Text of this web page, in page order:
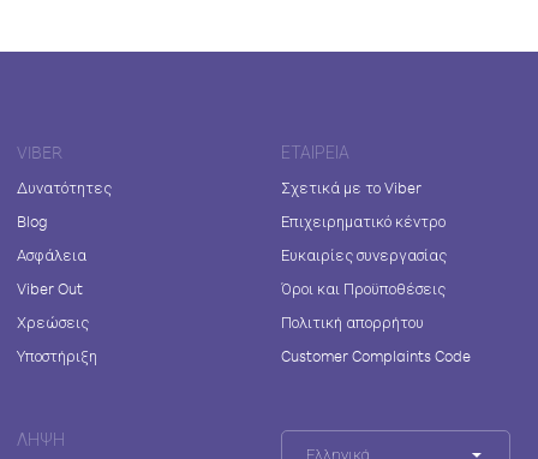
VIBER
Δυνατότητες
Blog
Ασφάλεια
Viber Out
Χρεώσεις
Υποστήριξη
ΕΤΑΙΡΕΊΑ
Σχετικά με το Viber
Επιχειρηματικό κέντρο
Ευκαιρίες συνεργασίας
Όροι και Προϋποθέσεις
Πολιτική απορρήτου
Customer Complaints Code
ΛΉΨΗ
Ελληνικά